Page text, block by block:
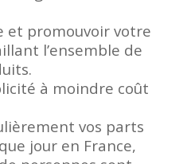
et promouvoir votre
l’ensemble de
à moindre coût
vos parts
jour en France,